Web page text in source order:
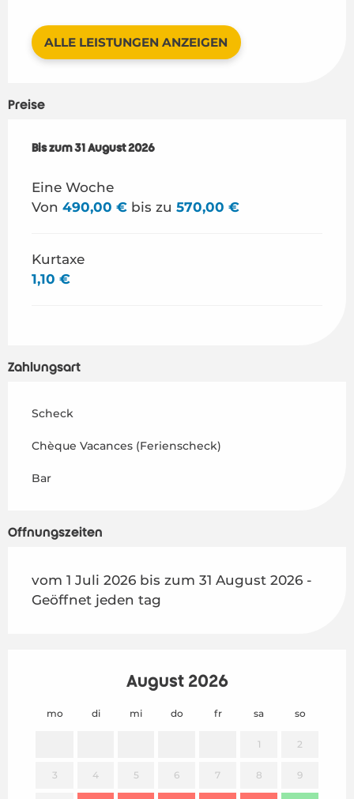
ALLE LEISTUNGEN ANZEIGEN
Preise
ab1 Juli 2026bis zum31 August 2026
Bis zum31 August 2026
Eine Woche
Von 490,00 € bis zu 570,00 €
Kurtaxe
1,10 €
Zahlungsart
Scheck
Chèque Vacances (Ferienscheck)
Bar
Öffnungszeiten
vom 1 Juli 2026 bis zum 31 August 2026 -
Geöffnet jeden tag
August 2026
mo di mi do fr sa so
1 2
3 4 5 6 7 8 9